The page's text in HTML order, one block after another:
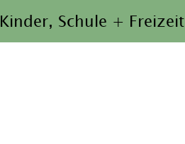
Kinder, Schule + Freizeit